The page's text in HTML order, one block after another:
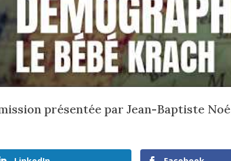
présentée par Jean-Baptiste Noé